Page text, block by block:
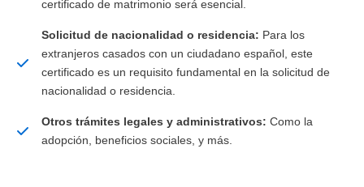
certificado de matrimonio será esencial.
Solicitud de nacionalidad o residencia: Para los
extranjeros casados con un ciudadano español, este
certificado es un requisito fundamental en la solicitud de
nacionalidad o residencia.
Otros trámites legales y administrativos: Como la
adopción, beneficios sociales, y más.